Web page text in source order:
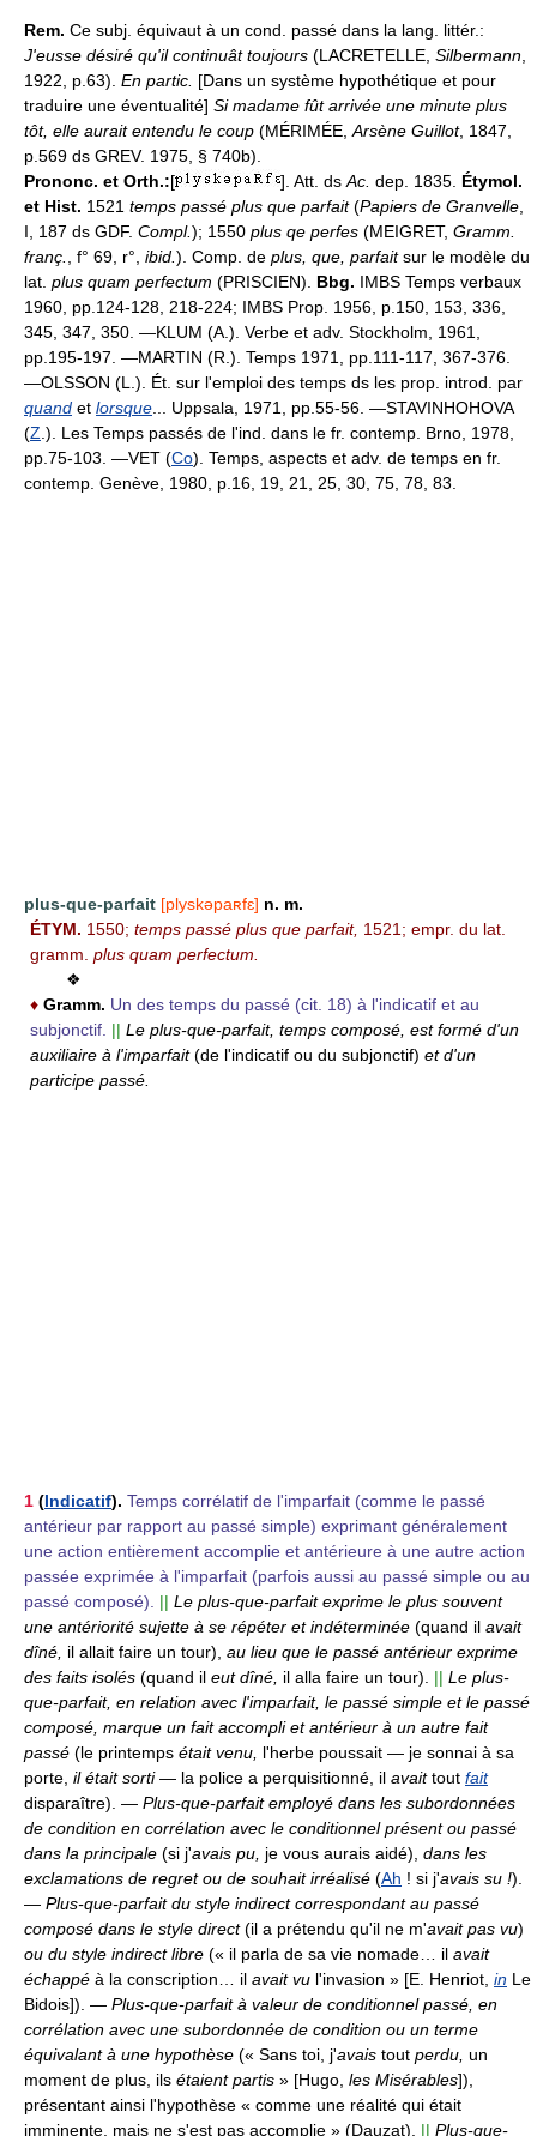
Rem. Ce subj. équivaut à un cond. passé dans la lang. littér.:
J'eusse désiré qu'il continuât toujours (LACRETELLE, Silbermann
1922, p.63). En partic. [Dans un système hypothétique et pour
traduire une éventualité] Si madame fût arrivée une minute plus
tôt, elle aurait entendu le coup (MÉRIMÉE, Arsène Guillot, 1847,
p.569 ds GREV. 1975, § 740b).
Prononc. et Orth.:[ ]. Att. ds Ac. dep. 1835. Étymol.
et Hist. 1521 temps passé plus que parfait(Papiers de Granvelle
I, 187 ds GDF. Compl.); 1550 plus qe perfes (MEIGRET, Gramm.
franç.
, f° 69, r°, ibid. ). Comp. de plus, que, parfaitsur le modèle du
lat. plus quam perfectum (PRISCIEN). Bbg. IMBS Temps verbaux
1960, pp.124-128, 218-224; IMBS Prop. 1956, p.150, 153, 336,
345, 347, 350. —KLUM (A.). Verbe et adv. Stockholm, 1961,
pp.195-197. —MARTIN (R.). Temps 1971, pp.111-117, 367-376.
—OLSSON (L.). Ét. sur l'emploi des temps ds les prop. introd. par
quand et lorsque ... Uppsala, 1971, pp.55-56. —STAVINHOHOVA
(Z .). Les Temps passés de l'ind. dans le fr. contemp. Brno, 1978,
pp.75-103. —VET (Co). Temps, aspects et adv. de temps en fr.
contemp. Genève, 1980, p.16, 19, 21, 25, 30, 75, 78, 83.
plus-que-parfait [plyskəpaʀfɛ] n. m.
ÉTYM. 1550; temps passé plus que parfait, 1521; empr. du lat.
gramm. plus quam perfectum.
❖
♦ Gramm. Un des temps du passé (cit. 18) à l'indicatif et au
subjonctif. || Le plus-que-parfait, temps composé, est formé d'un
auxiliaire à l'imparfait(de l'indicatif ou du subjonctif) et d'un
participe passé.
1 (Indicatif). Temps corrélatif de l'imparfait (comme le passé
antérieur par rapport au passé simple) exprimant généralement
une action entièrement accomplie et antérieure à une autre action
passée exprimée à l'imparfait (parfois aussi au passé simple ou au
passé composé).
|| Le plus-que-parfait exprime le plus souvent
une antériorité sujette à se répéter et indéterminée (quand il avait
dîné, il allait faire un tour), au lieu que le passé antérieur exprime
des faits isolés (quand il eut dîné, il alla faire un tour). || Le plus-
que-parfait, en relation avec l'imparfait, le passé simple et le passé
composé, marque un fait accompli et antérieur à un autre fait
passé (le printemps était venu, l'herbe poussait — je sonnai à sa
porte, il était sorti— la police a perquisitionné, il avaittout fait
disparaître). — Plus-que-parfait employé dans les subordonnées
de condition en corrélation avec le conditionnel présent ou passé
dans la principale (si j'avais pu, je vous aurais aidé), dans les
exclamations de regret ou de souhait irréalisé (Ah ! si j'avais su !).
— Plus-que-parfait du style indirect correspondant au passé
composé dans le style direct(il a prétendu qu'il ne m'avait pas vu)
ou du style indirect libre (« il parla de sa vie nomade… il avait
échappé à la conscription… il avait vu l'invasion » [E. Henriot, in Le
Bidois]). — Plus-que-parfait à valeur de conditionnel passé, en
corrélation avec une subordonnée de condition ou un terme
équivalant à une hypothèse (« Sans toi, j'avais tout perdu, un
moment de plus, ils étaient partis » [Hugo, les Misérables]),
présentant ainsi l'hypothèse « comme une réalité qui était
imminente, mais ne s'est pas accomplie » (Dauzat).
|| Plus-que-